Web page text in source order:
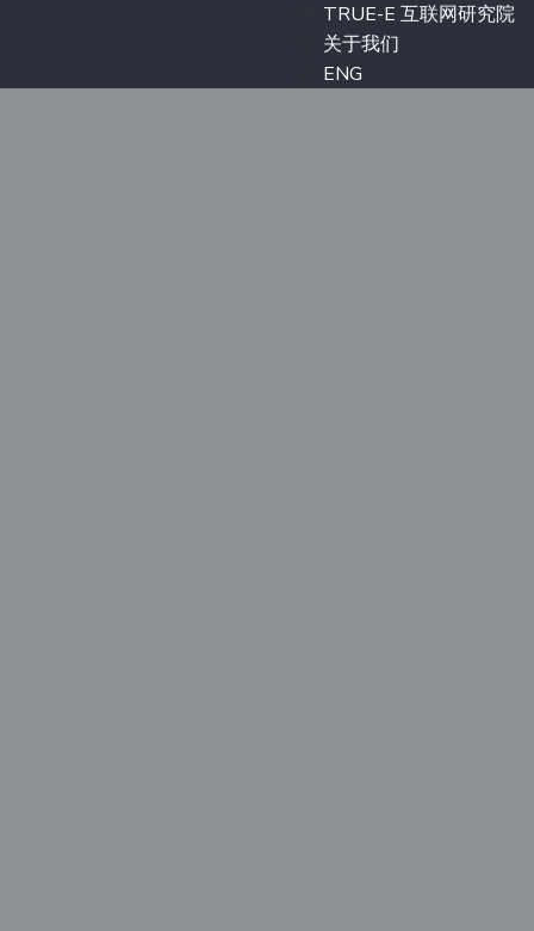
TRUE-E 互联网研究院
关于我们
ENG